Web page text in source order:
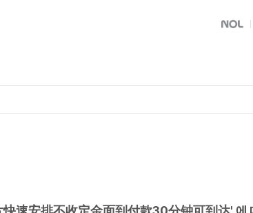
选照片快速安排不收定金面到付款30分钟可到达
NOL